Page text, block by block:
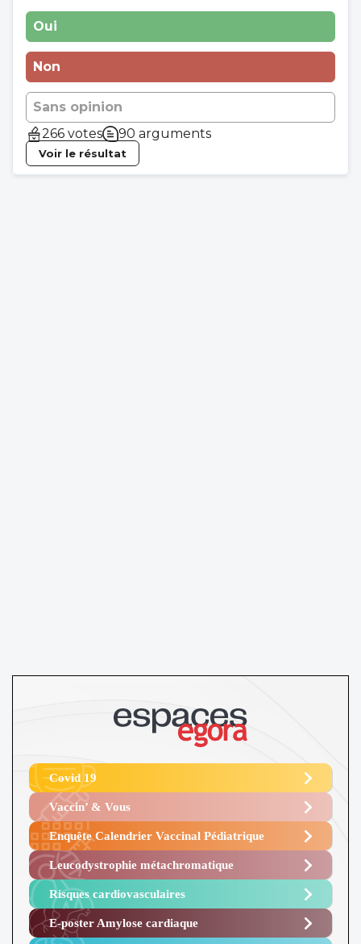
Oui
Non
Sans opinion
266 votes
90 arguments
Voir le résultat
Covid 19
Vaccin’ & Vous
Enquête Calendrier Vaccinal Pédiatrique
Leucodystrophie métachromatique
Risques cardiovasculaires
E-poster Amylose cardiaque ​